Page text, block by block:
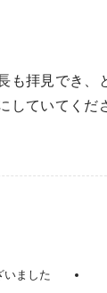
拝見でき、
していてくだ
いました